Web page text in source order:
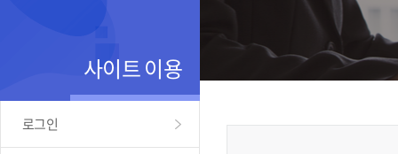
사이트 이용
로그인